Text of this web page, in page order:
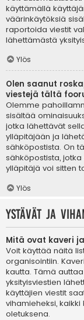
käyttämällä
väärinkäytöksiä
raportoida viestit
lähettämästä
Ylös
Olen saanut
viestejä tältä
Olemme
sisältää
jotka lähettävät
ylläpitäjään ja
sähköpostista. On
sähköpostista,
ylläpitäjä voi sitten
Ylös
Ystävät ja
Mitä ovat kaveri
Voit käyttää näitä
organisointiin.
kautta. Tämä
yksityisviestien
käyttäjien viestit
vihamieheksi,
oletuksena.